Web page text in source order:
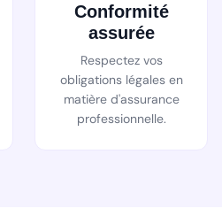
Conformité
assurée
Respectez vos
obligations légales en
matière d'assurance
professionnelle.